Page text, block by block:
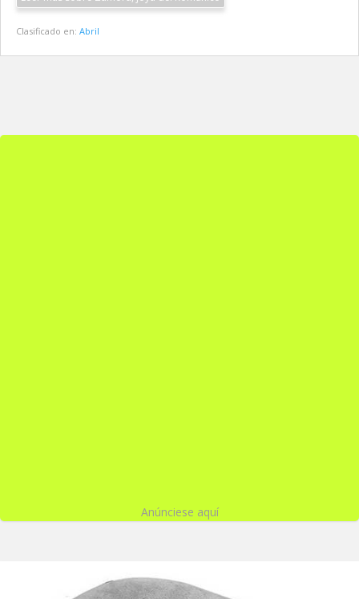
Clasificado en: Abril
Anúnciese aquí